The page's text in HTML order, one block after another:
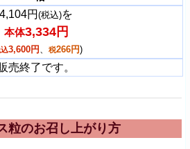
4,104円 (税込)を
本体3,334円
3,600円 、 税266円)
売終了です。
粒のお召し上がり方